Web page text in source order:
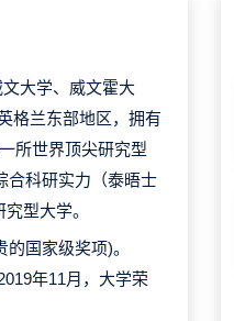
文大学、威文霍大
格兰东部地区，拥有
所世界顶尖研究型
合科研实力（泰晤士
型大学。
国家级奖项)。
年11月，大学荣